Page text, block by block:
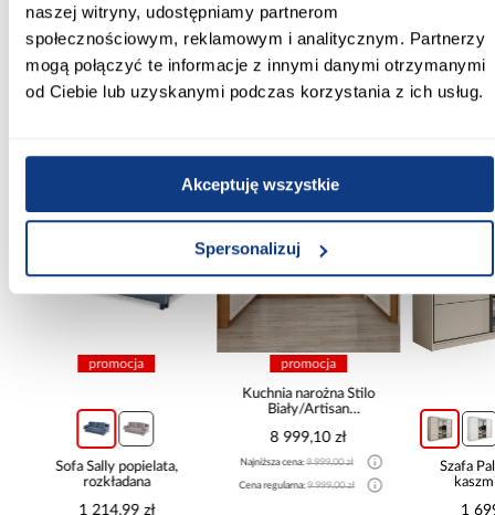
naszej witryny, udostępniamy partnerom
społecznościowym, reklamowym i analitycznym. Partnerzy
mogą połączyć te informacje z innymi danymi otrzymanymi
od Ciebie lub uzyskanymi podczas korzystania z ich usług.
Akceptuję wszystkie
Spersonalizuj
Zobacz więcej >
promocja
Sofa Sally popielata,
rozkładana
1 214,99 zł
PORÓWNAJ
promocja
Kuchnia narożna Stilo
Biały/Artisan
8 999,10 zł
Najniższa cena:9 999,00 zł
Cena regularna:9 999,00 zł
Szafa
1